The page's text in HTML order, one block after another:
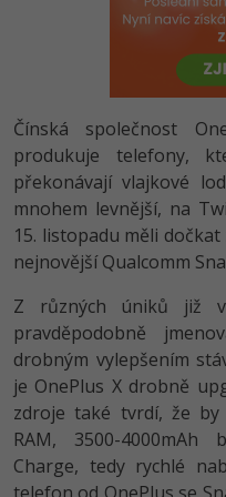
HTML5, CSS3,
SQL a databáze
Testování a
UML a
React
Spring
ASP.NET MVC
Django
Best practices
JavaScript
Python
HTML / CSS
UML a
MySQL/
MS-SQL
SQLite
Vývojář
Specialista na
C# Game
Webdesigner
Tester
Systémový
Grafik / UX/UI
3D grafik
Projektový
Databázový
Python -80%
JavaScript -80%
PHP
C++ -80%
Swift -80%
-80%
C -80%
VB.NET
SQL
Návrh SW -80%
Digitální
Marketing -30%
WordPress
SEO -30%
UX
Kryptoměny -
Copywriting -30%
MS Office -80%
Photoshop -80%
Adobe
Adobe
Adobe XD -15%
Adobe InDesign
Blender -80%
Inkscape
Fotografování -
Čínská společnost
produkuje telefony,
překonávají vlajkové
mnohem levnější, na
15. listopadu měli
nejnovější Qualcomm
Z různých úniků již
pravděpodobně
drobným vylepšením
je OnePlus X drobně
zdroje také tvrdí, že by
RAM, 3500-4000mAh
Charge, tedy rychlé